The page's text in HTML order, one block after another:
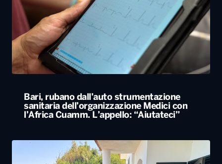
Bari, rubano dall’auto strumentazione
sanitaria dell’organizzazione Medici con
l’Africa Cuamm. L’appello: “Aiutateci”